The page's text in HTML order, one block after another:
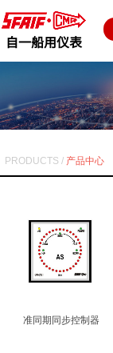
PRODUCTS / 产品中心
准同期同步控制器
自一船用仪表